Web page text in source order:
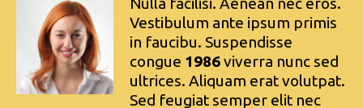
Vestibulum ante ipsum primis
in faucibu. Suspendisse
congue 1986viverra nunc sed
ultrices. Aliquam erat volutpat.
Sed feugiat semper elit nec